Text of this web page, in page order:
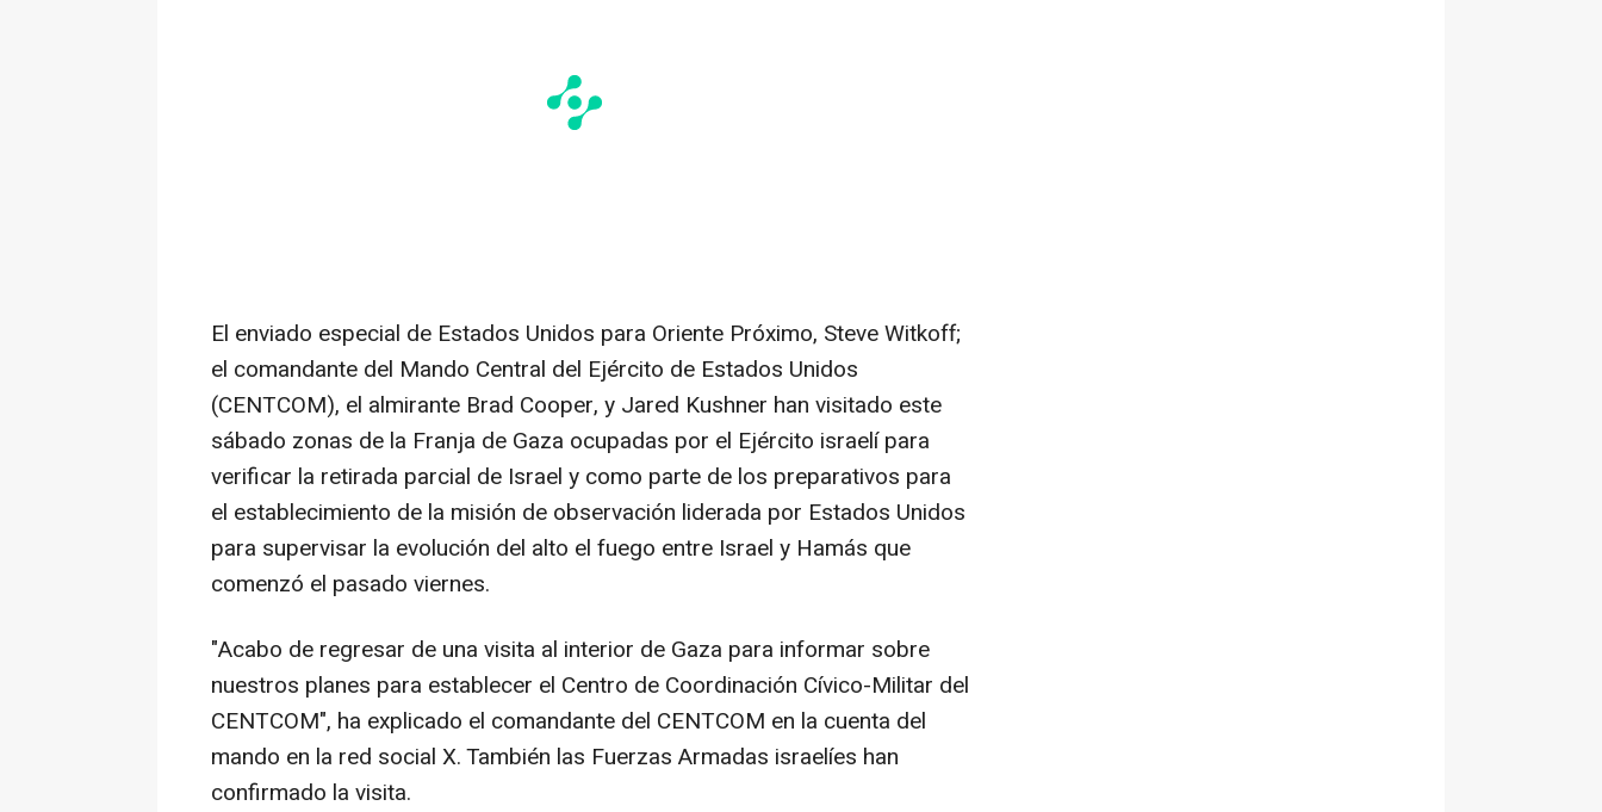
El enviado especial de Estados Unidos para Oriente Próximo, Steve Witkoff;
el comandante del Mando Central del Ejército de Estados Unidos
(CENTCOM), el almirante Brad Cooper, y Jared Kushner han visitado este
sábado zonas de la Franja de Gaza ocupadas por el Ejército israelí para
verificar la retirada parcial de Israel y como parte de los preparativos para
el establecimiento de la misión de observación liderada por Estados Unidos
para supervisar la evolución del alto el fuego entre Israel y Hamás que
comenzó el pasado viernes.
"Acabo de regresar de una visita al interior de Gaza para informar sobre
nuestros planes para establecer el Centro de Coordinación Cívico-Militar del
CENTCOM", ha explicado el comandante del CENTCOM en la cuenta del
mando en la red social X. También las Fuerzas Armadas israelíes han
confirmado la visita.